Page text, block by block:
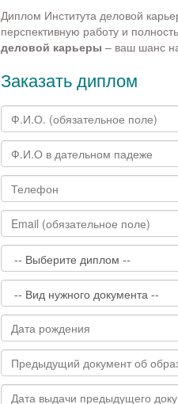
Диплом Института деловой
перспективную работу и
деловой карьеры – ваш шанс
Заказать диплом